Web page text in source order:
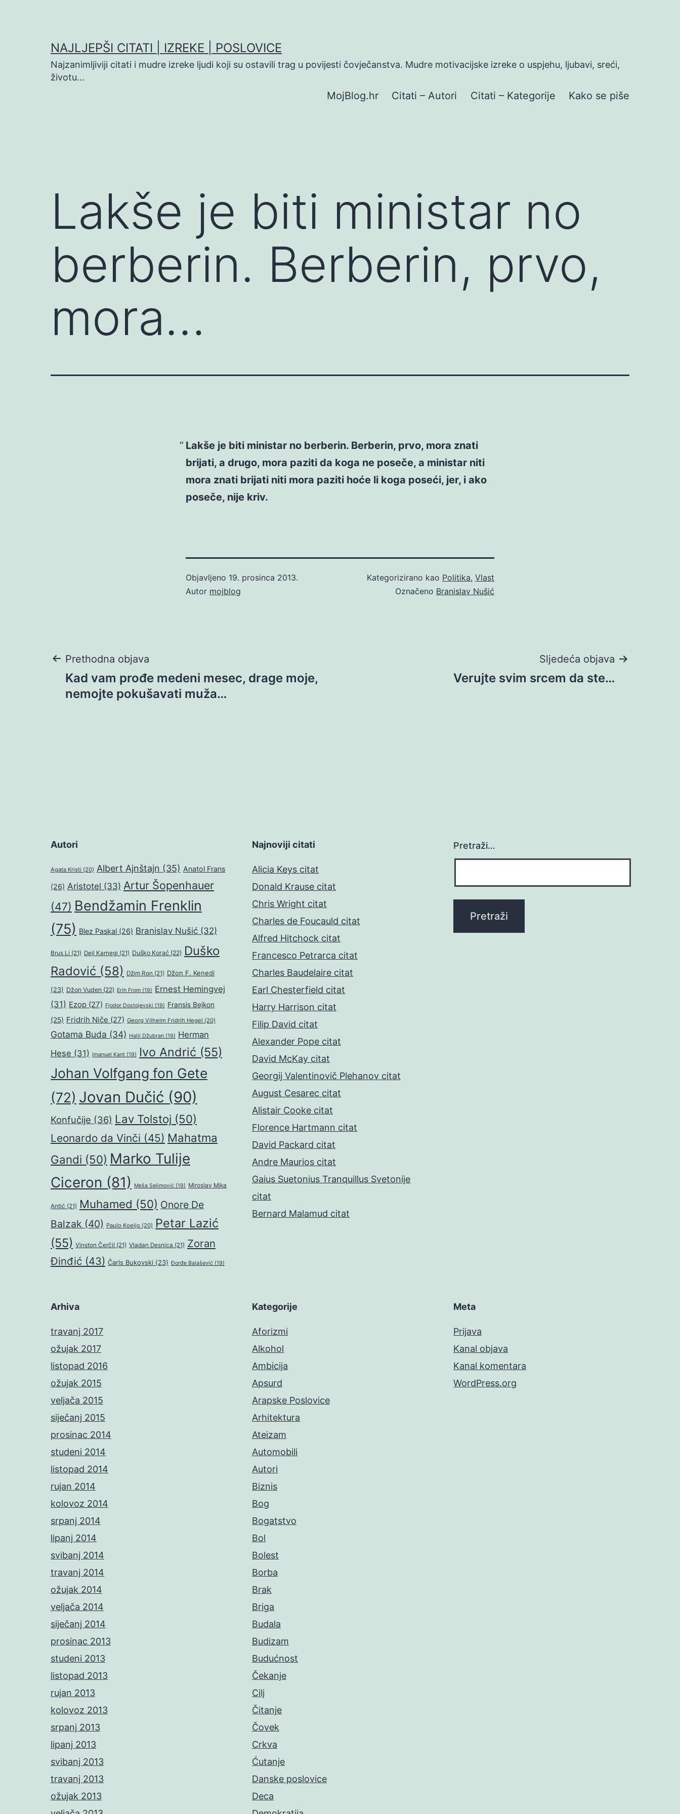
NAJLJEPŠI CITATI | IZREKE | POSLOVICE
Najzanimljiviji citati i mudre izreke ljudi koji su ostavili trag u povijesti čovječanstva. Mudre motivacijske izreke o uspjehu, ljubavi, sreći,
životu…
MojBlog.hr Citati – Autori Citati – Kategorije Kako se piše
Lakše je biti ministar no
berberin. Berberin, prvo,
mora…
Lakše je biti ministar no berberin. Berberin, prvo, mora znati
brijati, a drugo, mora paziti da koga ne poseče, a ministar niti
mora znati brijati niti mora paziti hoće li koga poseći, jer, i ako
poseče, nije kriv.
Objavljeno 19. prosinca 2013.
Autor mojblog
Kategorizirano kao Politika, Vlast
Označeno Branislav Nušić
Navigacija
objava
Prethodna objava
Kad vam prođe medeni mesec, drage moje,
nemojte pokušavati muža…
Sljedeća objava
Verujte svim srcem da ste…
Autori
Agata Kristi (20) Albert Ajnštajn (35) Anatol Frans
(26) Aristotel (33) Artur Šopenhauer
(47) Bendžamin Frenklin
(75) Blez Paskal (26) Branislav Nušić (32)
Brus Li (21) Dejl Karnegi (21) Duško Korać (22) Duško
Radović (58) Džim Ron (21) Džon F. Kenedi
(23) Džon Vuden (22) Erih From (19) Ernest Hemingvej
(31) Ezop (27) Fjodor Dostojevski (19) Fransis Bejkon
(25) Fridrih Niče (27) Georg Vilhelm Fridrih Hegel (20)
Gotama Buda (34) Halil Džubran (19) Herman
Hese (31) Imanuel Kant (19) Ivo Andrić (55)
Johan Volfgang fon Gete
(72) Jovan Dučić (90)
Konfučije (36) Lav Tolstoj (50)
Leonardo da Vinči (45) Mahatma
Gandi (50) Marko Tulije
Ciceron (81) Meša Selimović (19) Miroslav Mika
Antić (21) Muhamed (50) Onore De
Balzak (40) Paulo Koeljo (20) Petar Lazić
(55) Vinston Čerčil (21) Vladan Desnica (21) Zoran
Đinđić (43) Čarls Bukovski (23) Đorđe Balašević (19)
Najnoviji citati
Alicia Keys citat
Donald Krause citat
Chris Wright citat
Charles de Foucauld citat
Alfred Hitchock citat
Francesco Petrarca citat
Charles Baudelaire citat
Earl Chesterfield citat
Harry Harrison citat
Filip David citat
Alexander Pope citat
David McKay citat
Georgij Valentinovič Plehanov citat
August Cesarec citat
Alistair Cooke citat
Florence Hartmann citat
David Packard citat
Andre Maurios citat
Gaius Suetonius Tranquillus Svetonije
citat
Bernard Malamud citat
Pretraži…
Arhiva
travanj 2017
ožujak 2017
listopad 2016
ožujak 2015
veljača 2015
siječanj 2015
prosinac 2014
studeni 2014
listopad 2014
rujan 2014
kolovoz 2014
srpanj 2014
lipanj 2014
svibanj 2014
travanj 2014
ožujak 2014
veljača 2014
siječanj 2014
prosinac 2013
studeni 2013
listopad 2013
rujan 2013
kolovoz 2013
srpanj 2013
lipanj 2013
svibanj 2013
travanj 2013
ožujak 2013
Kategorije
Aforizmi
Alkohol
Ambicija
Apsurd
Arapske Poslovice
Arhitektura
Ateizam
Automobili
Autori
Biznis
Bog
Bogatstvo
Bol
Bolest
Borba
Brak
Briga
Budala
Budizam
Budućnost
Čekanje
Cilj
Čitanje
Čovek
Crkva
Ćutanje
Danske poslovice
Deca
Meta
Prijava
Kanal objava
Kanal komentara
WordPress.org